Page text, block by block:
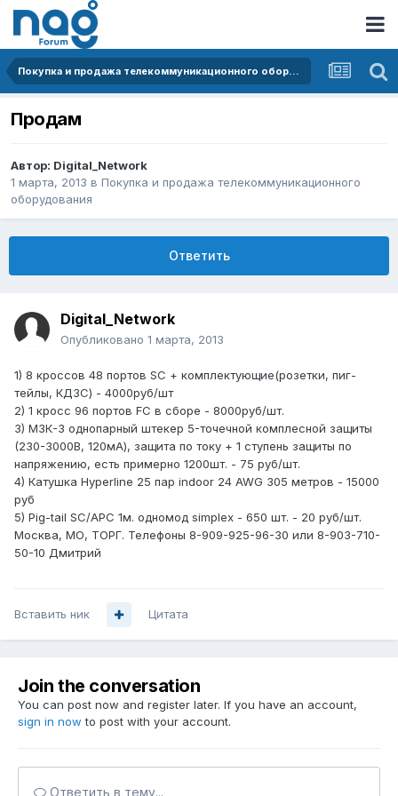
Покупка и продажа телекоммуникационного оборудования
Продам
Автор: Digital_Network
1 марта, 2013 в Покупка и продажа телекоммуникационного
оборудования
Ответить
Digital_Network
Опубликовано 1 марта, 2013
1) 8 кроссов 48 портов SC + комплектующие(розетки, пиг-
тейлы, КДЗС) - 4000руб/шт
2) 1 кросс 96 портов FC в сборе - 8000руб/шт.
3) МЗК-3 однопарный штекер 5-точечной комплесной защиты
(230-3000В, 120мА), защита по току + 1 ступень защиты по
напряжению, есть примерно 1200шт. - 75 руб/шт.
4) Катушка Hyperline 25 пар indoor 24 AWG 305 метров - 15000
руб
5) Pig-tail SC/APC 1м. одномод simplex - 650 шт. - 20 руб/шт.
Москва, МО, ТОРГ. Телефоны 8-909-925-96-30 или 8-903-710-
50-10 Дмитрий
Вставить ник Цитата
Join the conversation
You can post now and register later. If you have an account,
sign in now to post with your account.
Ответить в тему...